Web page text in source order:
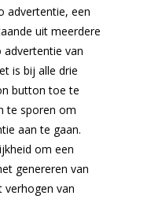
advertentie, een
uit meerdere
advertentie van
is bij alle drie
button toe te
te sporen om
aan te gaan.
om een
genereren van
verhogen van